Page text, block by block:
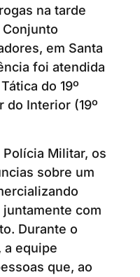
na tarde
em Santa
foi atendida
do 19º
do Interior (19º
Militar, os
sobre um
com
Durante o
a equipe
que, ao